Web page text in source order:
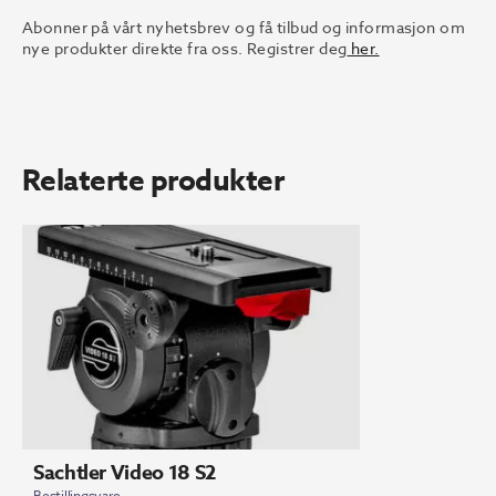
Abonner på vårt nyhetsbrev og få tilbud og informasjon om
nye produkter direkte fra oss. Registrer deg her.
Relaterte produkter
Sachtler Video 18 S2